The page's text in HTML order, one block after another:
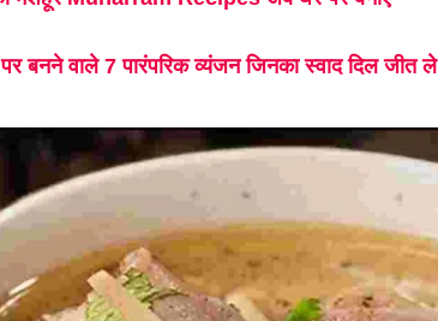
बनने वाले 7 पारंपरिक व्यंजन जिनका स्वाद दिल जीत ले